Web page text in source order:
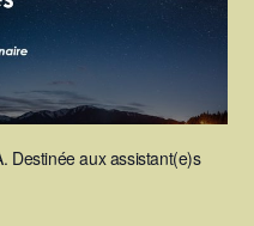
Destinée aux assistant(e)s